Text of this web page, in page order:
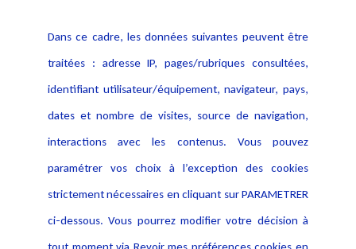
Dans ce cadre, les données suivantes peuvent être
traitées : adresse IP, pages/rubriques consultées,
identifiant utilisateur/équipement, navigateur, pays,
dates et nombre de visites, source de navigation,
interactions avec les contenus. Vous pouvez
paramétrer vos choix à l’exception des cookies
strictement nécessaires en cliquant sur PARAMETRER
ci-dessous. Vous pourrez modifier votre décision à